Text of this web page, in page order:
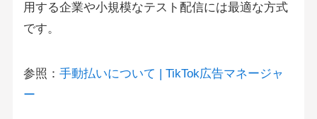
用する企業や小規模なテスト配信には最適な方式
です。
参照： 手動払いについて | TikTok広告マネージャ
ー